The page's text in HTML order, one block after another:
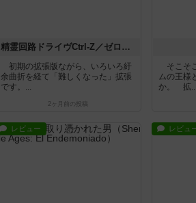
精霊回路ドライヴCtrl-Z／ゼロ 拡張１「烈花」
初期の拡張版ながら、いろいろ紆
余曲折を経て「難しくなった」拡張
です。...
2ヶ月前 の投稿
そこそ
ムの王様
か。 拡...
レビュー レビュ